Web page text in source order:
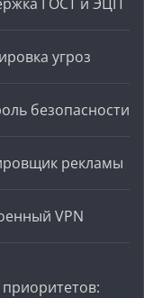
угроз
безопасности
рекламы
VPN